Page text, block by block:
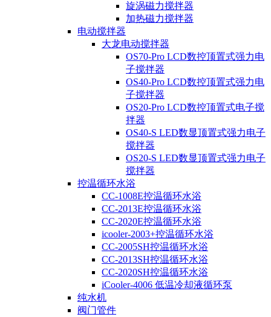
旋涡磁力搅拌器
加热磁力搅拌器
电动搅拌器
大龙电动搅拌器
OS70-Pro LCD数控顶置式强力电
子搅拌器
OS40-Pro LCD数控顶置式强力电
子搅拌器
OS20-Pro LCD数控顶置式电子搅
拌器
OS40-S LED数显顶置式强力电子
搅拌器
OS20-S LED数显顶置式强力电子
搅拌器
控温循环水浴
CC-1008E控温循环水浴
CC-2013E控温循环水浴
CC-2020E控温循环水浴
icooler-2003+控温循环水浴
CC-2005SH控温循环水浴
CC-2013SH控温循环水浴
CC-2020SH控温循环水浴
iCooler-4006 低温冷却液循环泵
纯水机
阀门管件